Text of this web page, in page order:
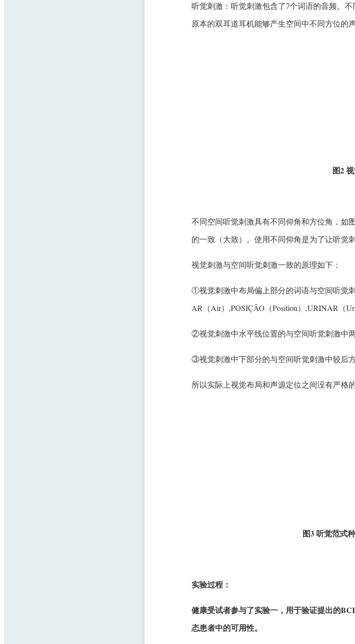
听觉刺激：听觉刺激包含了7个词语的音频。
原本的双耳道耳机能够产生空间中不同方位的声
图2
不同空间听觉刺激具有不同仰角和方位角，如
的一致（大致）。使用不同仰角是为了让听觉
视觉刺激与空间听觉刺激一致的原理如下：
①视觉刺激中布局偏上部分的词语与空间听觉
AR（Air）,POSIÇÃO（Position）,URINAR（
②视觉刺激中水平线位置的与空间听觉刺激中
③视觉刺激中下部分的与空间听觉刺激中较后
所以实际上视觉布局和声源定位之间没有严格
图3 听觉范式
实验过程：
健康受试者参与了实验一，用于验证提出的
态患者中的可用性。